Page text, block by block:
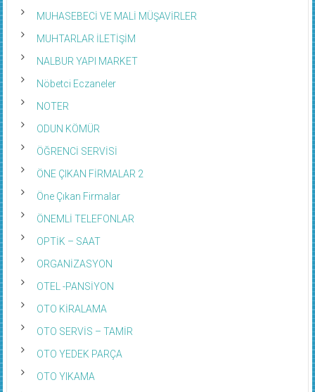
MUHASEBECİ VE MALİ MÜŞAVİRLER
MUHTARLAR İLETİŞİM
NALBUR YAPI MARKET
Nöbetci Eczaneler
NOTER
ODUN KÖMÜR
ÖĞRENCİ SERVİSİ
ÖNE ÇIKAN FİRMALAR 2
Öne Çıkan Firmalar
ÖNEMLİ TELEFONLAR
OPTİK – SAAT
ORGANİZASYON
OTEL -PANSİYON
OTO KİRALAMA
OTO SERVİS – TAMİR
OTO YEDEK PARÇA
OTO YIKAMA